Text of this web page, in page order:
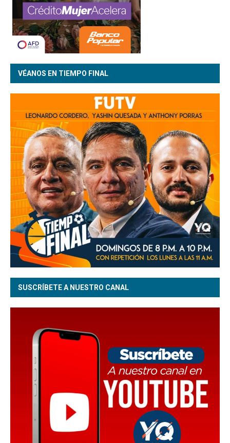
VÉANOS EN TIEMPO FINAL
SUSCRÍBETE A NUESTRO CANAL